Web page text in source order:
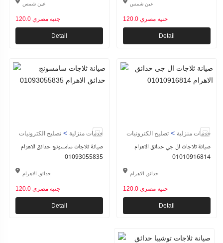
عين شمس
120.0 جنيه مصري
Detail
عين شمس
120.0 جنيه مصري
Detail
خدمات منزلية > تصليح الكترونيات
صيانة ثلاجات سامسونج حدائق الاهرام
01093055835
حدائق الاهرام
120.0 جنيه مصري
Detail
خدمات منزلية > تصليح الكترونيات
صيانة ثلاجات ال جي حدائق الاهرام
01010916814
حدائق الاهرام
120.0 جنيه مصري
Detail